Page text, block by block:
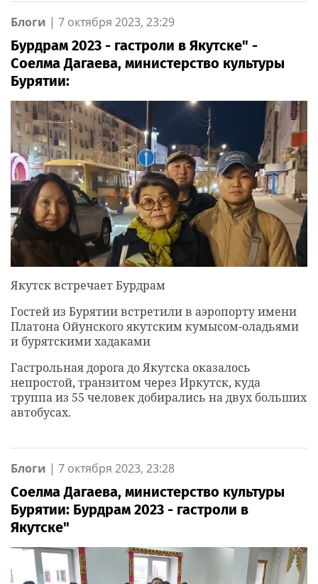
Блоги | 7 октября 2023, 23:29
Бурдрам 2023 - гастроли в Якутске" -
Соелма Дагаева, министерство культуры
Бурятии:
Якутск встречает Бурдрам
Гостей из Бурятии встретили в аэропорту имени
Платона Ойунского якутским кумысом-оладьями
и бурятскими хадаками
Гастрольная дорога до Якутска оказалось
непростой, транзитом через Иркутск, куда
труппа из 55 человек добирались на двух больших
автобусах.
Блоги | 7 октября 2023, 23:28
Соелма Дагаева, министерство культуры
Бурятии: Бурдрам 2023 - гастроли в
Якутске"